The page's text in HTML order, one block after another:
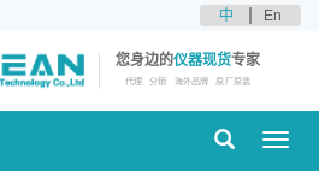
中 En
您身边的仪器现货专家
代理 分销 海外品牌 原厂原装